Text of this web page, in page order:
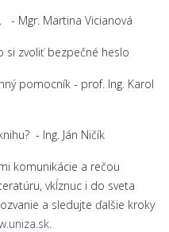
- Mgr. Martina Vicianová
si zvoliť bezpečné heslo
pomocník - prof. Ing. Karol
- Ing. Ján Ničík
komunikácie a rečou
vkĺznuc i do sveta
a sledujte ďalšie kroky
.